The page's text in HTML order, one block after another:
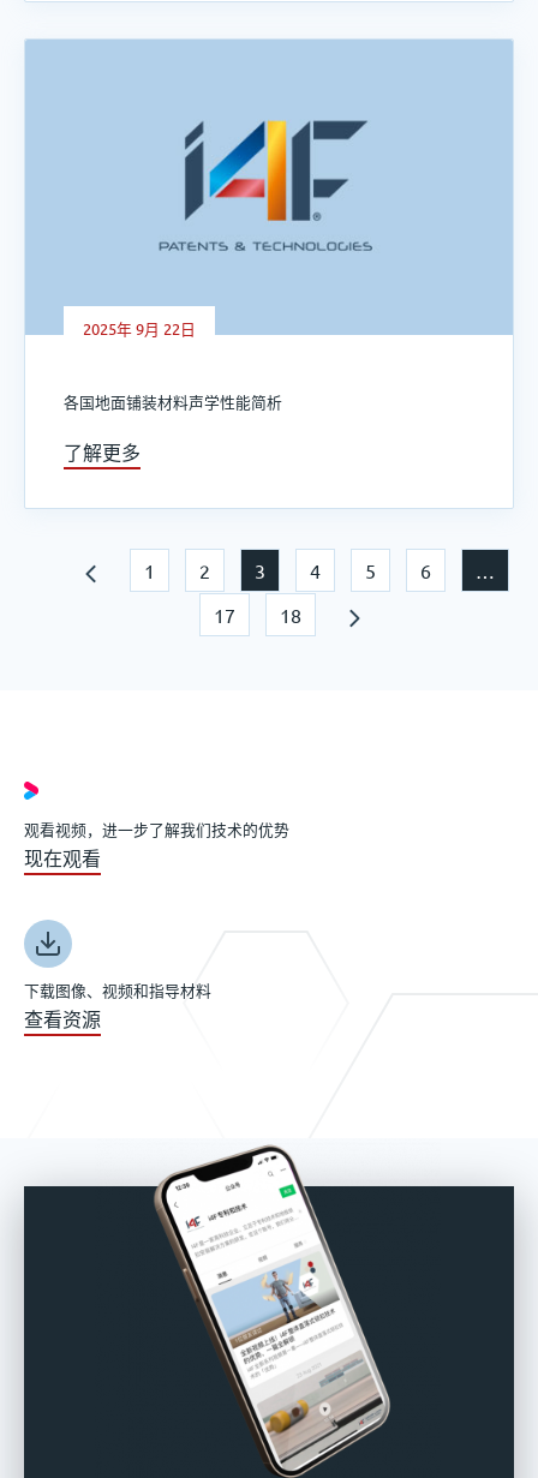
2025年 9月 22日
各国地面铺装材料声学性能简析
了解更多
1 2 3 4 5 6
…
17
18
观看视频，进一步了解我们技术的优势
现在观看
下载图像、视频和指导材料
查看资源